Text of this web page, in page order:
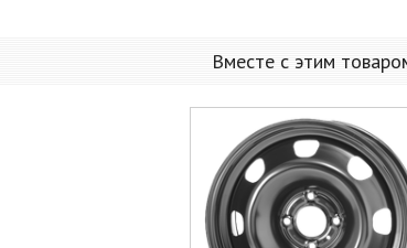
Вместе с этим